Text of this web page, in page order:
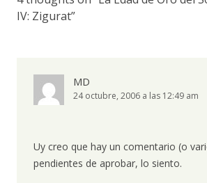
IV: Zigurat”
MD
24 octubre, 2006 a las 12:49 am
Uy creo que hay un comentario (o
pendientes de aprobar, lo siento.